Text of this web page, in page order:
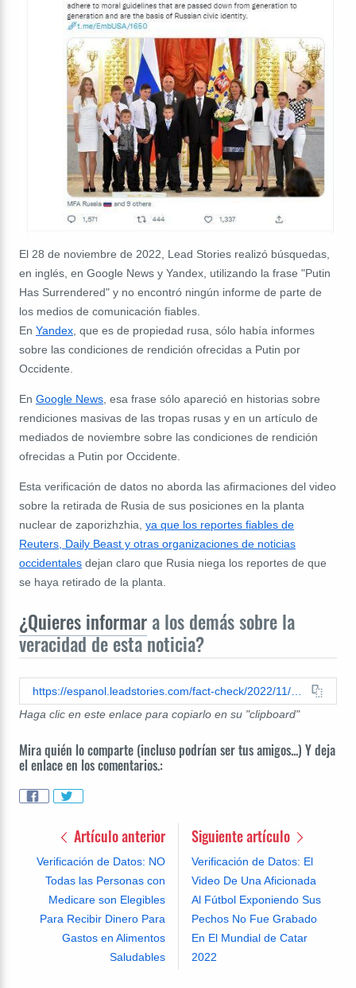
El 28 de noviembre de 2022, Lead Stories realizó búsquedas,
en inglés, en Google News y Yandex, utilizando la frase "Putin
Has Surrendered" y no encontró ningún informe de parte de
los medios de comunicación fiables.
En Yandex , que es de propiedad rusa, sólo había informes
sobre las condiciones de rendición ofrecidas a Putin por
Occidente.
En Google News , esa frase sólo apareció en historias sobre
rendiciones masivas de las tropas rusas y en un artículo de
mediados de noviembre sobre las condiciones de rendición
ofrecidas a Putin por Occidente.
Esta verificación de datos no aborda las afirmaciones del video
sobre la retirada de Rusia de sus posiciones en la planta
nuclear de zaporizhzhia, ya que los reportes fiables de
Reuters, Daily Beast y otras organizaciones de noticias
occidentales dejan claro que Rusia niega los reportes de que
se haya retirado de la planta.
¿Quieres informar a los demás sobre la
veracidad de esta noticia?
Haga clic en este enlace para copiarlo en su "clipboard"
Mira quién lo comparte (incluso podrían ser tus amigos...) Y deja
el enlace en los comentarios.:
Artículo anterior
Verificación de Datos: NO
Todas las Personas con
Medicare son Elegibles
Para Recibir Dinero Para
Gastos en Alimentos
Saludables
Siguiente artículo
Verificación de Datos: El
Video De Una Aficionada
Al Fútbol Exponiendo Sus
Pechos No Fue Grabado
En El Mundial de Catar
2022